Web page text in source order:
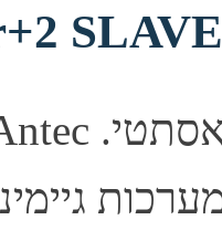
SLAVE